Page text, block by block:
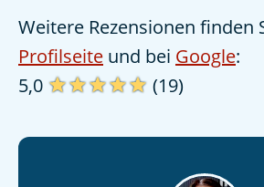
Weitere Rezensionen finden
Profilseite und bei Google:
5,0
(19)